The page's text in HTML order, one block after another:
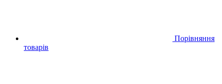
Порівняння
товарів